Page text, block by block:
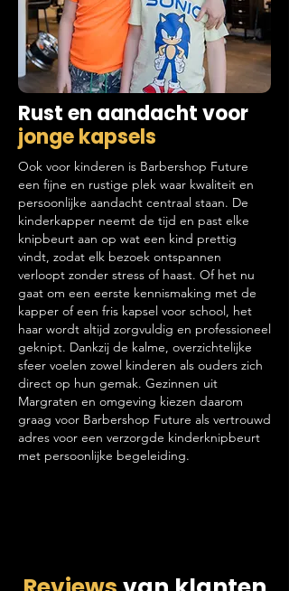
Rust en aandacht voor
jonge kapsels
Ook voor kinderen is Barbershop Future
een fijne en rustige plek waar kwaliteit en
persoonlijke aandacht centraal staan. De
kinderkapper neemt de tijd en past elke
knipbeurt aan op wat een kind prettig
vindt, zodat elk bezoek ontspannen
verloopt zonder stress of haast. Of het nu
gaat om een eerste kennismaking met de
kapper of een fris kapsel voor school, het
haar wordt altijd zorgvuldig en professioneel
geknipt. Dankzij de kalme, overzichtelijke
sfeer voelen zowel kinderen als ouders zich
direct op hun gemak. Gezinnen uit
Margraten en omgeving kiezen daarom
graag voor Barbershop Future als vertrouwd
adres voor een verzorgde kinderknipbeurt
met persoonlijke begeleiding.